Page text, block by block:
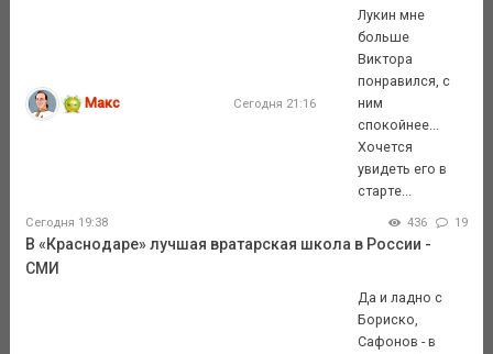
Макс Сегодня 21:16
Лукин мне
больше
Виктора
понравился, с
ним
спокойнее...
Хочется
увидеть его в
старте...
Сегодня 19:38 436 19
В «Краснодаре» лучшая вратарская школа в России -
СМИ
Да и ладно с
Бориско,
Сафонов - в